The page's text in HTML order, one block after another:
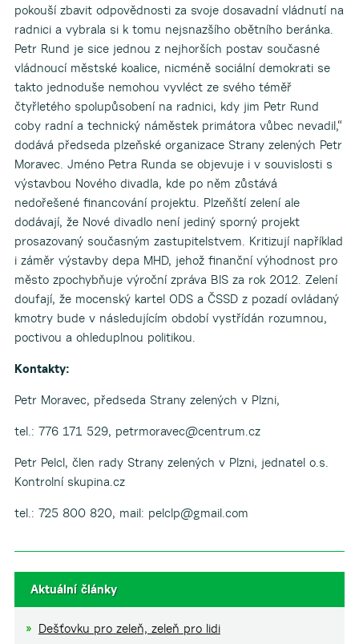
pokouší zbavit odpovědnosti za svoje dosavadní vládnutí na
radnici a vybrala si k tomu nejsnazšího obětního beránka.
Petr Rund je sice jednou z nejhorších postav současné
vládnoucí městské koalice, nicméně sociální demokrati se
takto jednoduše nemohou vyvléct ze svého téměř
čtyřletého spolupůsobení na radnici, kdy jim Petr Rund
coby radní a technický náměstek primátora vůbec nevadil,“
dodává předseda plzeňské organizace Strany zelených Petr
Moravec. Jméno Petra Runda se objevuje i v souvislosti s
výstavbou Nového divadla, kde po něm zůstává
nedořešené financování projektu. Plzeňští zelení ale
dodávají, že Nové divadlo není jediný sporný projekt
prosazovaný současným zastupitelstvem. Kritizují například
i záměr výstavby depa MHD, jehož finanční výhodnost pro
město zpochybňuje výroční zpráva BIS za rok 2012. Zelení
doufají, že mocenský kartel ODS a ČSSD z pozadí ovládaný
kmotry bude v následujícím období vystřídán rozumnou,
poctivou a ohleduplnou politikou.
Kontakty:
Petr Moravec, předseda Strany zelených v Plzni,
tel.: 776 171 529, petrmoravec@centrum.cz
Petr Pelcl, člen rady Strany zelených v Plzni, jednatel o.s.
Kontrolní skupina.cz
tel.: 725 800 820, mail: pelclp@gmail.com
Aktuální články
Dešťovku pro zeleň, zeleň pro lidi